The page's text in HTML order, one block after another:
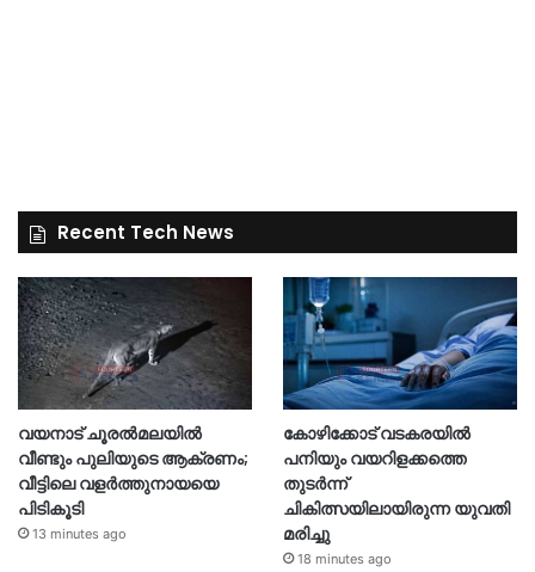
Recent Tech News
വയനാട് ചൂരൽമലയിൽ
വീണ്ടും പുലിയുടെ ആക്രണം;
വീട്ടിലെ വളർത്തുനായയെ
പിടികൂടി
13 minutes ago
കോഴിക്കോട് വടകരയിൽ
പനിയും വയറിളക്കത്തെ
തുടർന്ന്
ചികിത്സയിലായിരുന്ന യുവതി
മരിച്ചു
18 minutes ago